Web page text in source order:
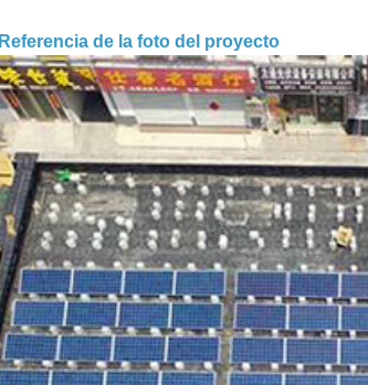
Referencia de la foto del proyecto